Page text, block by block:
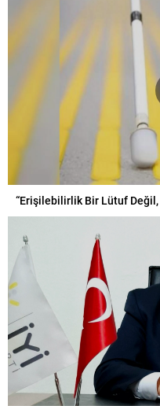
“Erişilebilirlik Bir Lütuf